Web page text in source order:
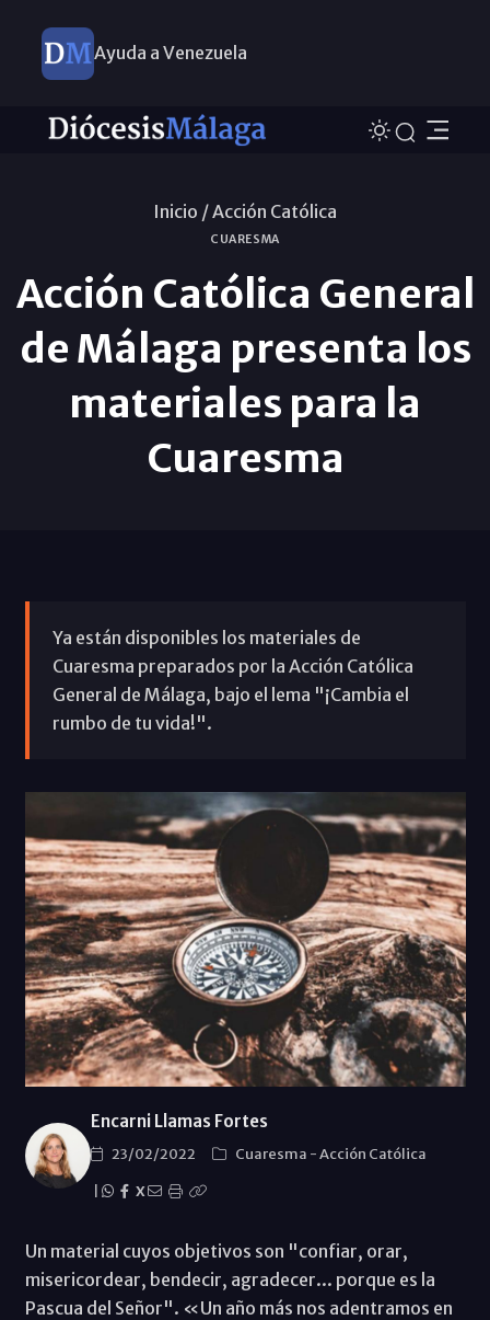
Ayuda a Venezuela
Inicio /Acción Católica
CUARESMA
Acción Católica General
de Málaga presenta los
materiales para la
Cuaresma
Ya están disponibles los materiales de
Cuaresma preparados por la Acción Católica
General de Málaga, bajo el lema "¡Cambia el
rumbo de tu vida!".
Encarni Llamas Fortes
23/02/2022 Cuaresma -Acción Católica
X
Un material cuyos objetivos son "confiar, orar,
misericordear, bendecir, agradecer... porque es la
Pascua del Señor". «Un año más nos adentramos en